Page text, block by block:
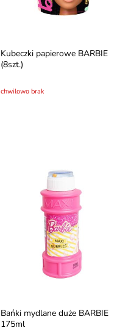
Kubeczki papierowe BARBIE
(8szt.)
chwilowo brak
Bańki mydlane duże BARBIE
175ml